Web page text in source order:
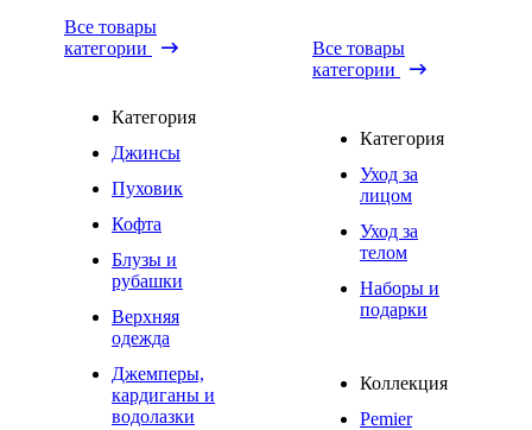
Все товары
категории
Категория
Джинсы
Пуховик
Кофта
Блузы и
рубашки
Верхняя
одежда
Джемперы,
кардиганы и
водолазки
Все товары
категории
Категория
Уход за
лицом
Уход за
телом
Наборы и
подарки
Коллекция
Pemier